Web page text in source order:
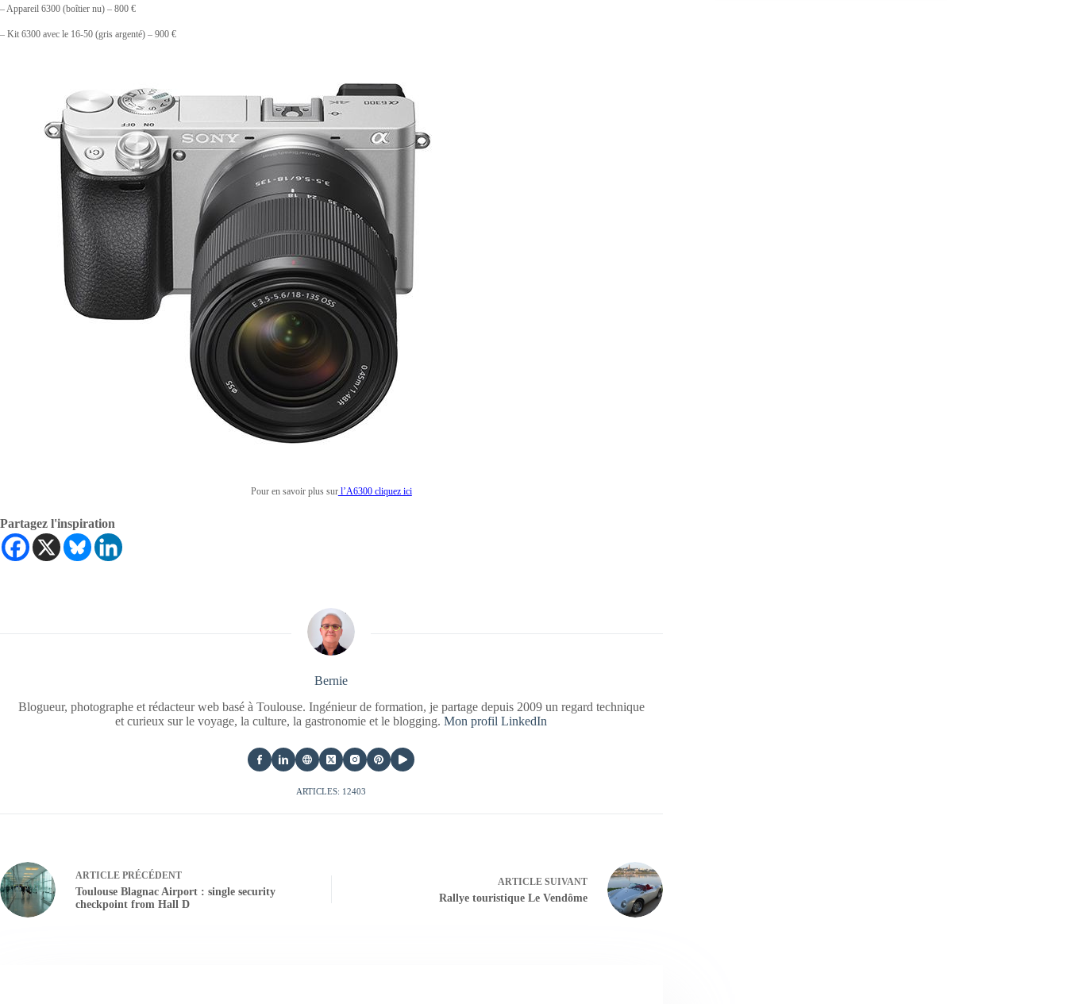
– Appareil 6300 (boîtier nu) – 800 €
– Kit 6300 avec le 16-50 (gris argenté) – 900 €
Pour en savoir plus surl’A6300 cliquez ici
Partagez l'inspiration
Bernie
Blogueur, photographe et rédacteur web basé à Toulouse. Ingénieur de formation, je partage depuis 2009 un regard technique
et curieux sur le voyage, la culture, la gastronomie et le blogging.Mon profil LinkedIn
ARTICLES: 12403
ARTICLE PRÉCÉDENT
Toulouse Blagnac Airport : single security
checkpoint from Hall D
ARTICLESUIVANT
Rallye touristique Le Vendôme